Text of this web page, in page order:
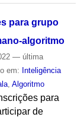
para grupo
algoritmo
— última
em: Inteligência
, Algoritmo
para
de